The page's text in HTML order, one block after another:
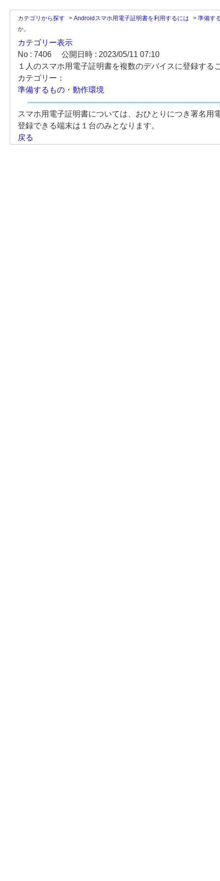
カテゴリから探す > Androidスマホ用電子証明書を利用するには > 準備す
か。
カテゴリー表示
No : 7406
公開日時 : 2023/05/11 07:10
１人のスマホ用電子証明書を複数のデバイスに登録する
カテゴリー：
準備するもの・動作環境
スマホ用電子証明書については、おひとりにつき署名
登録できる端末は１台のみとなります。
戻る